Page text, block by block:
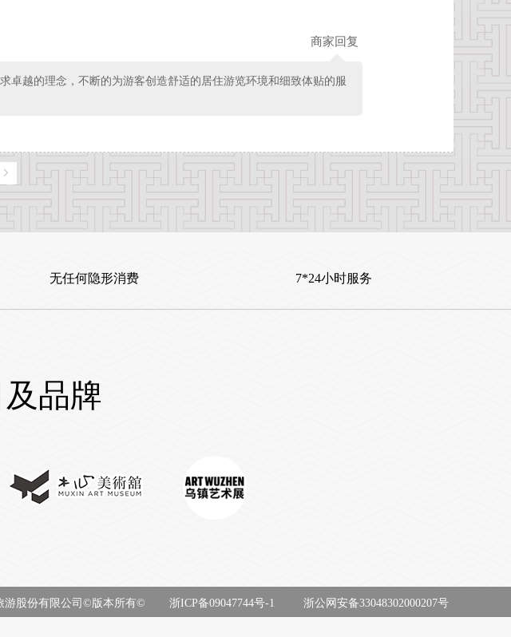
商家回复
卓越的理念，不断的为游客创造舒适的居住游览环境和细致体贴的服
无任何隐形消费 7*24小时服务
品牌
游股份有限公司©版本所有© 浙ICP备09047744号-1 浙公网安备33048302000207号